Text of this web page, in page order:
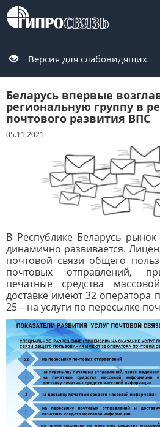
Версия для слабовидящих
Беларусь впервые
региональную группу в
почтового развития ВПС
05.11.2021
В Республике Беларусь рынок
динамично развивается.
почтовой связи общего
почтовых отправлений,
печатные средства
доставке имеют 32 оператора
25 – на услуги по пересылке